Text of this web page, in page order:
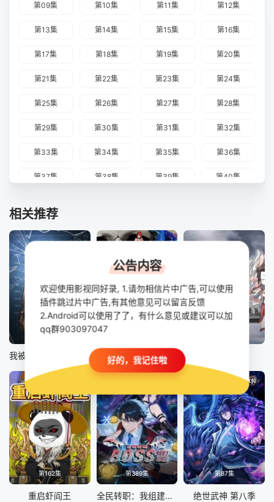
第09集 第10集 第11集 第12集
第13集 第14集 第15集 第16集
第17集 第18集 第19集 第20集
第21集 第22集 第23集 第24集
第25集 第26集 第27集 第28集
第29集 第30集 第31集 第32集
第33集 第34集 第35集 第36集
第37集 第38集 第39集 第40集
相关推荐
更新至第276集
动态漫画·全民诡异：开局掌握零元购
第162集
重启虾阎王
第389集
全民转职：我组建了BOSS军团
第87集
绝世武神 第八季
公告内容
欢迎使用影视同好录, 1.请勿相信片中广告,可以使用
插件跳过片中广告,有其他意见可以留言反馈
2.Android可以使用了了，有什么意见或建议可以加
qq群903097047
好的，我记住啦